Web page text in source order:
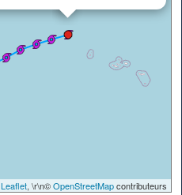
Leaflet, \r\n©OpenStreetMapcontributeurs